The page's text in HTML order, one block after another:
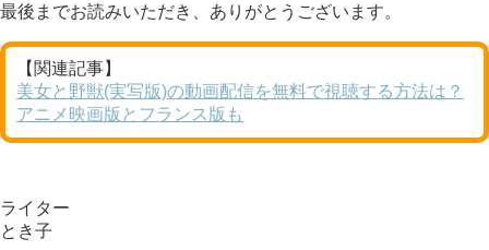
最後までお読みいただき、ありがとうございます。
【関連記事】
美女と野獣(実写版)の動画配信を無料で視聴する方法は？
アニメ映画版とフランス版も
ライター
とき子